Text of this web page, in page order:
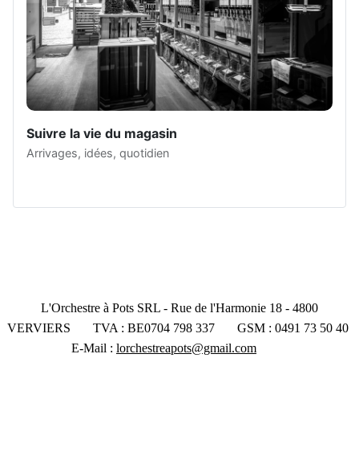
Suivre la vie du magasin
Arrivages, idées, quotidien
L'Orchestre à Pots SRL - Rue de l'Harmonie 18 - 4800
VERVIERS TVA : BE0704 798 337 GSM : 0491 73 50 40
E-Mail : lorchestreapots@gmail.com